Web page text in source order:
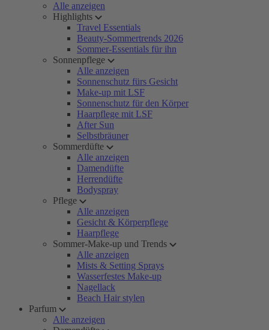
Alle anzeigen
Highlights
Travel Essentials
Beauty-Sommertrends 2026
Sommer-Essentials für ihn
Sonnenpflege
Alle anzeigen
Sonnenschutz fürs Gesicht
Make-up mit LSF
Sonnenschutz für den Körper
Haarpflege mit LSF
After Sun
Selbstbräuner
Sommerdüfte
Alle anzeigen
Damendüfte
Herrendüfte
Bodyspray
Pflege
Alle anzeigen
Gesicht & Körperpflege
Haarpflege
Sommer-Make-up und Trends
Alle anzeigen
Mists & Setting Sprays
Wasserfestes Make-up
Nagellack
Beach Hair stylen
Parfum
Alle anzeigen